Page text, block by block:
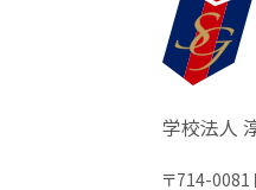
学校法人
〒714-0081